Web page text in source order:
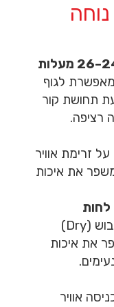
לגוף
תחושת קור
רציפה.
זרימת אוויר
את איכות
בחללים עם לחות גבוהה, מצב ייבוש (Dry)
את איכות
אוויר